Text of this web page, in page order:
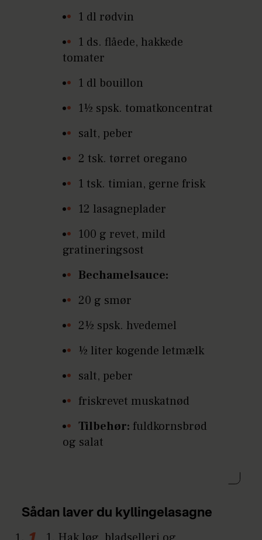
1 dl rødvin
1 ds. flåede, hakkede
tomater
1 dl bouillon
1½ spsk. tomatkoncentrat
salt, peber
2 tsk. tørret oregano
1 tsk. timian, gerne frisk
12 lasagneplader
100 g revet, mild
gratineringsost
Bechamelsauce:
20 g smør
2½ spsk. hvedemel
½ liter kogende letmælk
salt, peber
friskrevet muskatnød
Tilbehør: fuldkornsbrød
og salat
Sådan laver du kyllingelasagne